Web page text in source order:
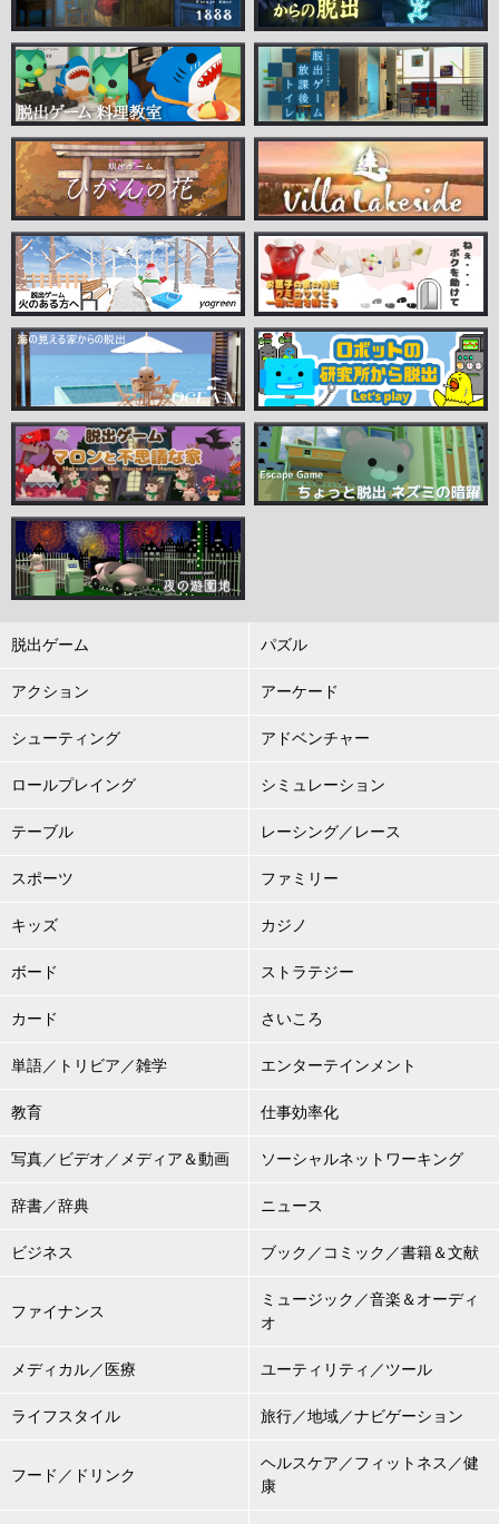
脱出ゲーム パズル
アクション アーケード
シューティング アドベンチャー
ロールプレイング シミュレーション
テーブル レーシング／レース
スポーツ ファミリー
キッズ カジノ
ボード ストラテジー
カード さいころ
単語／トリビア／雑学 エンターテインメント
教育 仕事効率化
写真／ビデオ／メディア＆動画 ソーシャルネットワーキング
辞書／辞典 ニュース
ビジネス ブック／コミック／書籍＆文献
ファイナンス
ミュージック／音楽＆オーディ
オ
メディカル／医療 ユーティリティ／ツール
ライフスタイル 旅行／地域／ナビゲーション
フード／ドリンク
ヘルスケア／フィットネス／健
康